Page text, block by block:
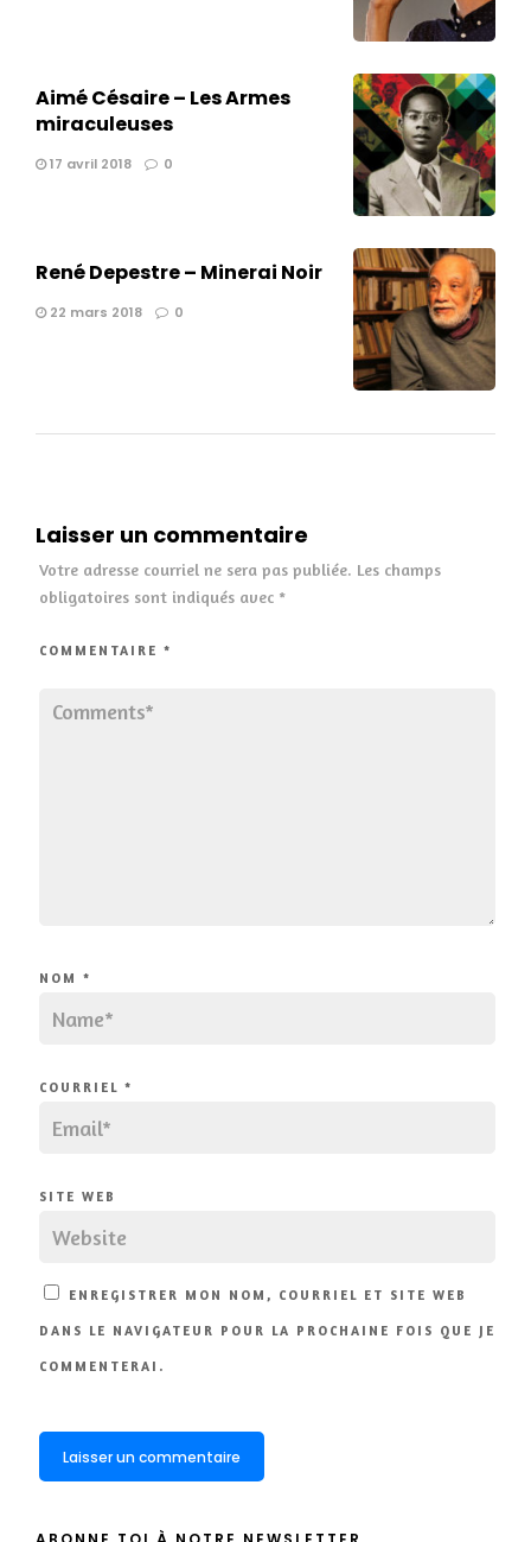
Aimé Césaire – Les Armes
miraculeuses
17 avril 2018 0
René Depestre – Minerai Noir
22 mars 2018 0
Laisser un commentaire
Votre adresse courriel ne sera pas publiée. Les champs
obligatoires sont indiqués avec *
COMMENTAIRE *
NOM *
COURRIEL *
SITE WEB
ENREGISTRER MON NOM, COURRIEL ET SITE WEB
DANS LE NAVIGATEUR POUR LA PROCHAINE FOIS QUE JE
COMMENTERAI.